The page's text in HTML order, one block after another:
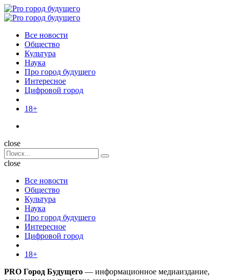
Menu
Поиск
Menu
Pro
Все новости
Общество
Культура
Наука
Про город будущего
Интересное
Цифровой город
18+
Поиск
close
Search
for:
Поиск
close
Все новости
Общество
Культура
Наука
Про город будущего
Интересное
Цифровой город
18+
PRO Город Будущего — информационное медиаиздание,